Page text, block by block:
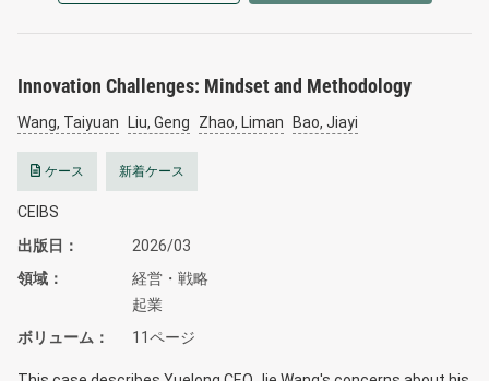
Innovation Challenges: Mindset and Methodology
Wang, Taiyuan Liu, Geng Zhao, Liman Bao, Jiayi
ケース 新着ケース
CEIBS
出版日
2026/03
領域
経営・戦略
起業
ボリューム
11ページ